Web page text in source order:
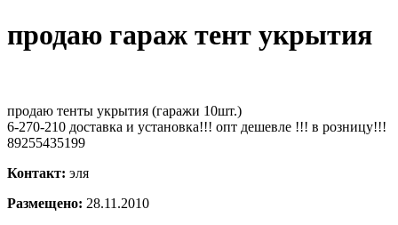
продаю гараж тент укрытия
продаю тенты укрытия (гаражи 10шт.)
6-270-210 доставка и установка!!! опт дешевле !!! в розницу!!!
89255435199
Контакт: эля
Размещено: 28.11.2010